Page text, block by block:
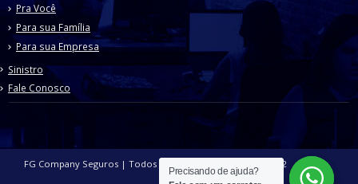
Precisando de ajuda?
Precisando de ajuda?
Pra Você
Para sua Família
Para sua Empresa
Sinistro
Fale Conosco
FG Company Seguros | Todos os direitos reservados | 2022